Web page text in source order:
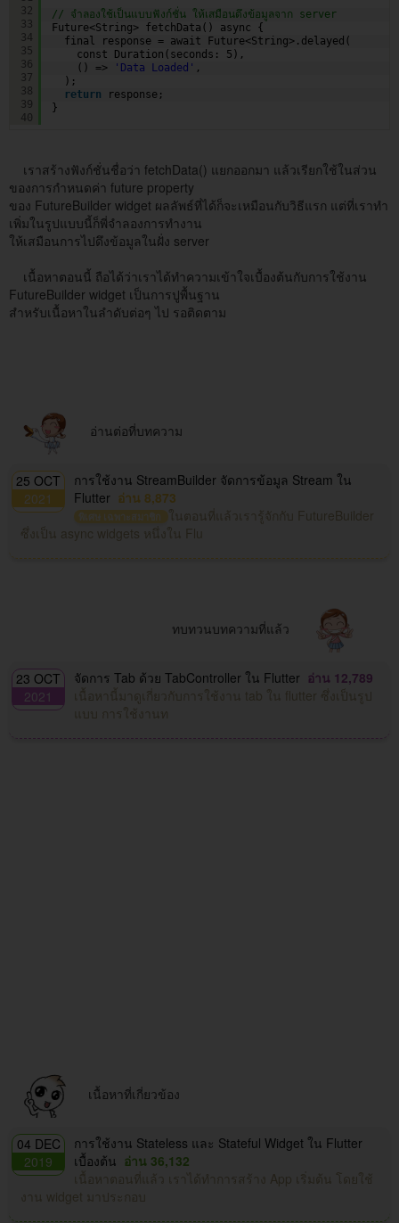
32
33
34
35
36
37
38
39
40
// จำลองใช้เป็นแบบฟังก์ชั่น ให้เสมือนดึงข้อมูลจาก server
Future<String> fetchData() async {
final response = await Future<String>.delayed(
const Duration(seconds: 5),
() =>
'Data Loaded' ,
);
return
response;
}
เราสร้างฟังก์ชั่นชื่อว่า fetchData() แยกออกมา แล้วเรียกใช้ในส่วน
ของการกำหนดค่า future property
ของ FutureBuilder widget ผลลัพธ์ที่ได้ก็จะเหมือนกับวิธีแรก แต่ที่เราทำ
เพิ่มในรูปแบบนี้ก็พี่จำลองการทำงาน
ให้เสมือนการไปดึงข้อมูลในฝั่ง server
เนื้อหาตอนนี้ ถือได้ว่าเราได้ทำความเข้าใจเบื้องต้นกับการใช้งาน
FutureBuilder widget เป็นการปูพื้นฐาน
สำหรับเนื้อหาในลำดับต่อๆ ไป รอติดตาม
อ่านต่อที่บทความ
25 OCT
2021
การใช้งาน StreamBuilder จัดการข้อมูล Stream ใน
Flutter อ่าน 8,873
พิเศษ เฉพาะสมาชิก
ในตอนที่แล้วเรารู้จักกับ FutureBuilder
ซึ่งเป็น async widgets หนึ่งใน Flu
ทบทวนบทความที่แล้ว
23 OCT
2021
จัดการ Tab ด้วย TabController ใน Flutter อ่าน 12,789
เนื้อหานี้มาดูเกี่ยวกับการใช้งาน tab ใน flutter ซึ่งเป็นรูป
แบบ การใช้งานท
เนื้อหาที่เกี่ยวข้อง
04 DEC
2019
การใช้งาน Stateless และ Stateful Widget ใน Flutter
เบื้องต้น อ่าน 36,132
เนื้อหาตอนที่แล้ว เราได้ทำการสร้าง App เริ่มต้น โดยใช้
งาน widget มาประกอบ